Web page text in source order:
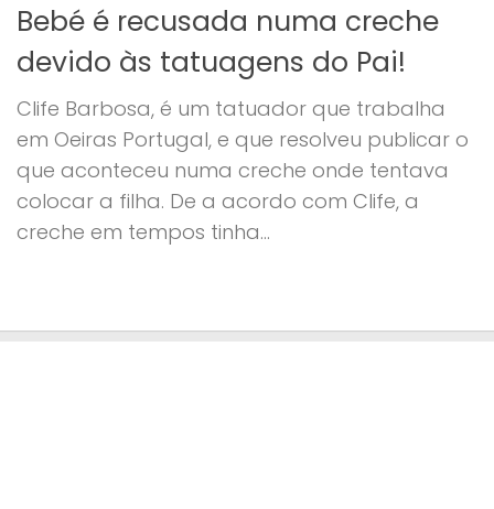
Bebé é recusada numa creche
devido às tatuagens do Pai!
Clife Barbosa, é um tatuador que trabalha
em Oeiras Portugal, e que resolveu publicar o
que aconteceu numa creche onde tentava
colocar a filha. De a acordo com Clife, a
creche em tempos tinha...